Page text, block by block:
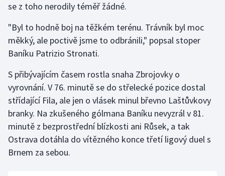
Plážový volejbal
Rychlobruslení
Rychlostní kanoistika
Short track
se z toho nerodily téměř žádné.
"Byl to hodně boj na těžkém terénu. Trávník byl moc
měkký, ale poctivě jsme to odbránili," popsal stoper
Baníku Patrizio Stronati.
S přibývajícím časem rostla snaha Zbrojovky o
vyrovnání. V 76. minutě se do střelecké pozice dostal
střídající Fila, ale jen o vlásek minul břevno Laštůvkovy
branky. Na zkušeného gólmana Baníku nevyzrál v 81.
minutě z bezprostřední blízkosti ani Růsek, a tak
Ostrava dotáhla do vítězného konce třetí ligový duel s
Brnem za sebou.